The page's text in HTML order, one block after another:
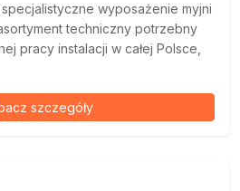
specjalistyczne wyposażenie myjni
techniczny potrzebny
pracy instalacji w całej Polsce,
szczegóły